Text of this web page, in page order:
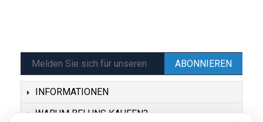
ABONNIEREN
INFORMATIONEN
WARUM BEI UNS KAUFEN?